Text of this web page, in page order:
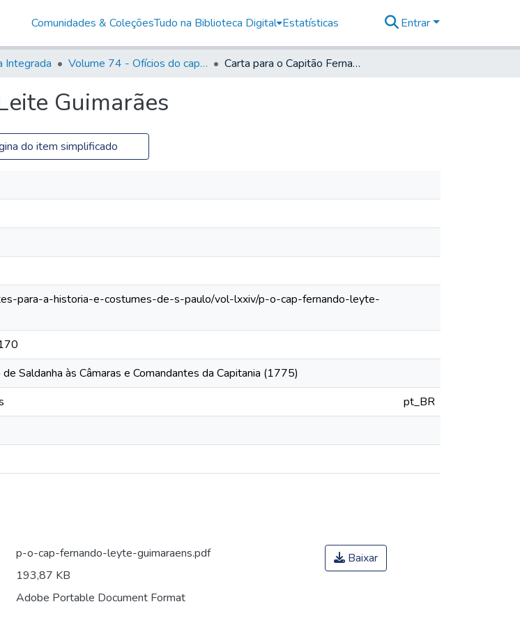
Comunidades & ColeçõesTudo na Biblioteca Digital Estatísticas Entrar
Integrada Volume 74 - Ofícios do capitão General Martim Lopes Lobo de Saldanha às Câmaras e Comandantes da Capitania (1775) Carta para o Capitão Fernando Leite Guimarães
Guimarães
do item simplificado
para-a-historia-e-costumes-de-s-paulo/vol-lxxiv/p-o-cap-fernando-leyte-
Saldanha às Câmaras e Comandantes da Capitania (1775)
pt_BR
p-o-cap-fernando-leyte-guimaraens.pdf
193,87 KB
Adobe Portable Document Format
Baixar